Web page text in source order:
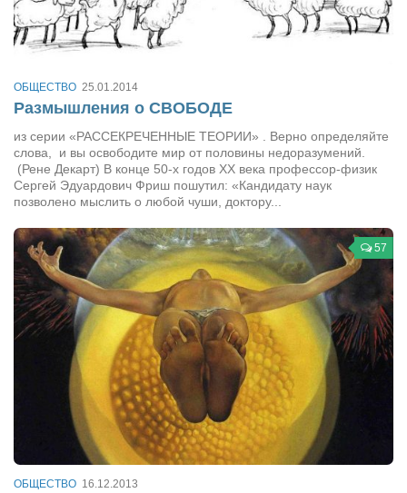
ОБЩЕСТВО 25.01.2014
Размышления о СВОБОДЕ
из серии «РАССЕКРЕЧЕННЫЕ ТЕОРИИ» . Верно определяйте
слова, и вы освободите мир от половины недоразумений.
(Рене Декарт) В конце 50-х годов XX века профессор-физик
Сергей Эдуардович Фриш пошутил: «Кандидату наук
позволено мыслить о любой чуши, доктору...
57
ОБЩЕСТВО 16.12.2013